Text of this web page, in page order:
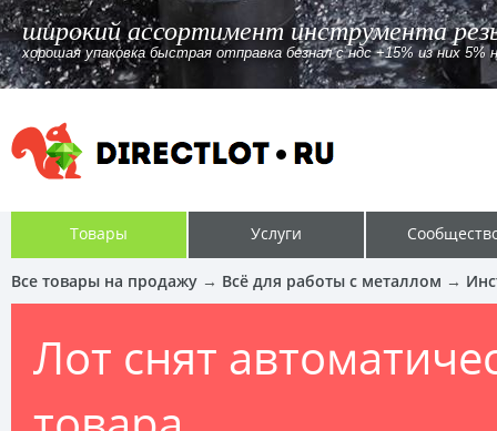
Сообщение от
пользователя «Manti»
Приём лома
Приём лома твердосплавного
Товары Услуги
Все товары на продажу → Всё для работы с металлом →
Лот снят